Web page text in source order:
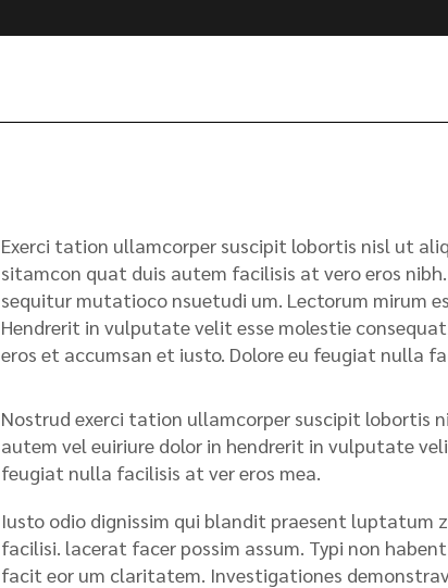
Exerci tation ullamcorper suscipit lobortis nisl ut
sitamcon quat duis autem facilisis at vero eros
sequitur mutatioco nsuetudi um. Lectorum mirum
Hendrerit in vulputate velit esse molestie
eros et accumsan et iusto. Dolore eu feugiat nulla
Nostrud exerci tation ullamcorper suscipit lobortis
autem vel euiriure dolor in hendrerit in vulputate
feugiat nulla facilisis at ver eros mea.
Iusto odio dignissim qui blandit praesent luptatum
facilisi. lacerat facer possim assum. Typi non
facit eor um claritatem. Investigationes